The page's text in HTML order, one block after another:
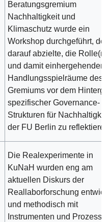
Beratungsgremium
Nachhaltigkeit und
Klimaschutz wurde ein
Workshop durchgeführt, der
darauf abzielte, die Rolle(n)
und damit einhergehenden
Handlungsspielräume des
Gremiums vor dem
spezifischer Governance-
Strukturen für
der FU Berlin zu
Die Realexperimente in
KuNaH wurden eng am
aktuellen Diskurs der
Reallaborforschung
und methodisch mit
Instrumenten und